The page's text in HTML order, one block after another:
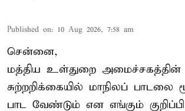
Published on: 10 Aug 2026, 7:58 am
சென்னை,
மத்திய உள்துறை அமைச்சகத்தின்
சுற்றறிக்கையில் மாநிலப் பாடலை
பாட வேண்டும் என எங்கும்